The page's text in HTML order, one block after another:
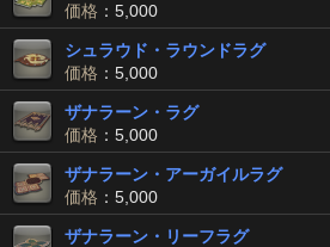
価格 ：5,000
シュラウド・ラウンドラグ
価格 ：5,000
ザナラーン・ラグ
価格 ：5,000
ザナラーン・アーガイルラグ
価格 ：5,000
ザナラーン・リーフラグ